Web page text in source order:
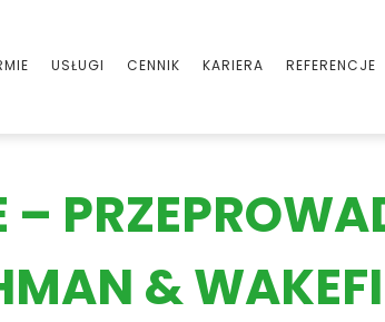
USŁUGI CENNIK KARIERA REFERENCJE
–
&